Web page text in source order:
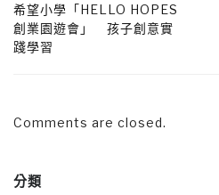
希望小學「HELLO HOPES
創業園遊會」 孩子創意實
踐學習
Comments are closed.
分類